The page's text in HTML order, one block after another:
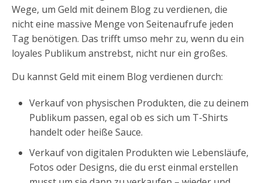
Wege, um Geld mit deinem Blog zu verdienen, die
nicht eine massive Menge von Seitenaufrufe jeden
Tag benötigen. Das trifft umso mehr zu, wenn du ein
loyales Publikum anstrebst, nicht nur ein großes.
Du kannst Geld mit einem Blog verdienen durch:
Verkauf von physischen Produkten, die zu deinem
Publikum passen, egal ob es sich um T-Shirts
handelt oder heiße Sauce.
Verkauf von digitalen Produkten wie Lebensläufe,
Fotos oder Designs, die du erst einmal erstellen